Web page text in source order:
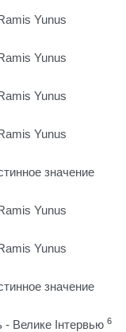
Yunus
Yunus
Yunus
Yunus
значение
Yunus
Yunus
значение
Велике Інтервью 6